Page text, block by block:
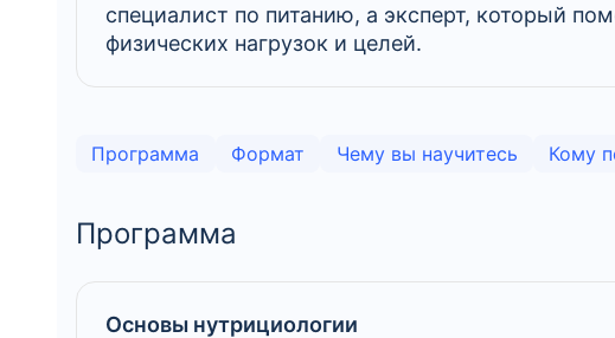
специалист по питанию, а эксперт, который
физических нагрузок и целей.
Программа Формат Чему вы научитесь Кому
Программа
Основы нутрициологии